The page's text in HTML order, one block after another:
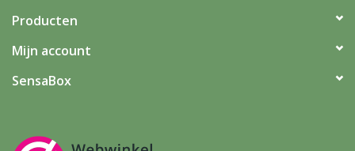
Producten
Mijn account
SensaBox